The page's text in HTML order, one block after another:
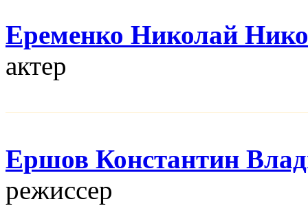
Еременко Николай
актер
Ершов Константин
режисcер